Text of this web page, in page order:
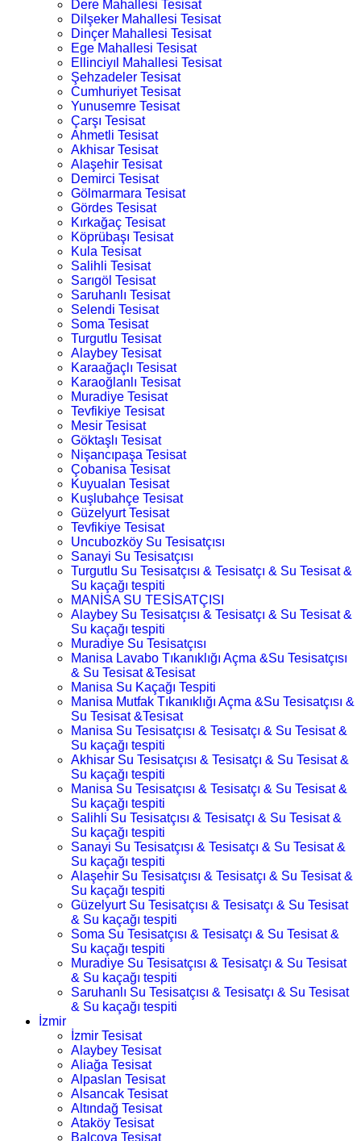
Dere Mahallesi Tesisat
Dilşeker Mahallesi Tesisat
Dinçer Mahallesi Tesisat
Ege Mahallesi Tesisat
Ellinciyıl Mahallesi Tesisat
Şehzadeler Tesisat
Cumhuriyet Tesisat
Yunusemre Tesisat
Çarşı Tesisat
Ahmetli Tesisat
Akhisar Tesisat
Alaşehir Tesisat
Demirci Tesisat
Gölmarmara Tesisat
Gördes Tesisat
Kırkağaç Tesisat
Köprübaşı Tesisat
Kula Tesisat
Salihli Tesisat
Sarıgöl Tesisat
Saruhanlı Tesisat
Selendi Tesisat
Soma Tesisat
Turgutlu Tesisat
Alaybey Tesisat
Karaağaçlı Tesisat
Karaoğlanlı Tesisat
Muradiye Tesisat
Tevfikiye Tesisat
Mesir Tesisat
Göktaşlı Tesisat
Nişancıpaşa Tesisat
Çobanisa Tesisat
Kuyualan Tesisat
Kuşlubahçe Tesisat
Güzelyurt Tesisat
Tevfikiye Tesisat
Uncubozköy Su Tesisatçısı
Sanayi Su Tesisatçısı
Turgutlu Su Tesisatçısı & Tesisatçı & Su Tesisat &
Su kaçağı tespiti
MANİSA SU TESİSATÇISI
Alaybey Su Tesisatçısı & Tesisatçı & Su Tesisat &
Su kaçağı tespiti
Muradiye Su Tesisatçısı
Manisa Lavabo Tıkanıklığı Açma &Su Tesisatçısı
& Su Tesisat &Tesisat
Manisa Su Kaçağı Tespiti
Manisa Mutfak Tıkanıklığı Açma &Su Tesisatçısı &
Su Tesisat &Tesisat
Manisa Su Tesisatçısı & Tesisatçı & Su Tesisat &
Su kaçağı tespiti
Akhisar Su Tesisatçısı & Tesisatçı & Su Tesisat &
Su kaçağı tespiti
Manisa Su Tesisatçısı & Tesisatçı & Su Tesisat &
Su kaçağı tespiti
Salihli Su Tesisatçısı & Tesisatçı & Su Tesisat &
Su kaçağı tespiti
Sanayi Su Tesisatçısı & Tesisatçı & Su Tesisat &
Su kaçağı tespiti
Alaşehir Su Tesisatçısı & Tesisatçı & Su Tesisat &
Su kaçağı tespiti
Güzelyurt Su Tesisatçısı & Tesisatçı & Su Tesisat
& Su kaçağı tespiti
Soma Su Tesisatçısı & Tesisatçı & Su Tesisat &
Su kaçağı tespiti
Muradiye Su Tesisatçısı & Tesisatçı & Su Tesisat
& Su kaçağı tespiti
Saruhanlı Su Tesisatçısı & Tesisatçı & Su Tesisat
& Su kaçağı tespiti
İzmir
İzmir Tesisat
Alaybey Tesisat
Aliağa Tesisat
Alpaslan Tesisat
Alsancak Tesisat
Altındağ Tesisat
Ataköy Tesisat
Balçova Tesisat